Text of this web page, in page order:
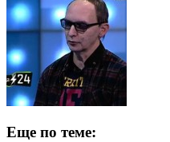
Еще по теме: